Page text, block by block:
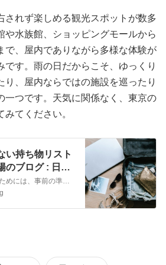
されず楽しめる観光スポットが数多
や水族館、ショッピングモールから
で、屋内でありながら多様な体験が
です。雨の日だからこそ、ゆっくり
り、屋内ならではの施設を巡ったり
一つです。天気に関係なく、東京の
てください。
い持ち物リスト
のブログ : 日吉
東京観光を快適に楽しむためには、事前の準備が大切です。多様な観光地が密集する東京では、持ち物や服装に少しの工夫を加えるだけで、移動や観光がぐっとスムーズになります。この記事では、東京観光を成功させるための持ち物リストと、事前に押さえておきたい注意点につい